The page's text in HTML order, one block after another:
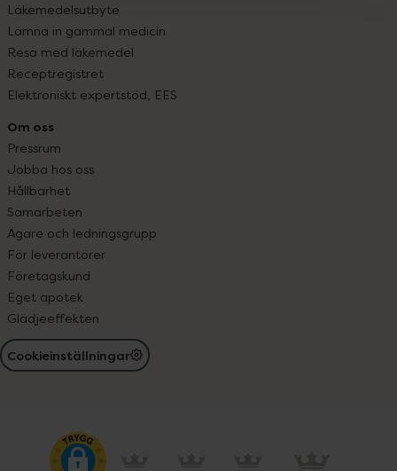
Läkemedelsutbyte
Lämna in gammal medicin
Resa med läkemedel
Receptregistret
Elektroniskt expertstöd, EES
Om oss
Pressrum
Jobba hos oss
Hållbarhet
Samarbeten
Ägare och ledningsgrupp
För leverantörer
Företagskund
Eget apotek
Glädjeeffekten
Cookieinställningar